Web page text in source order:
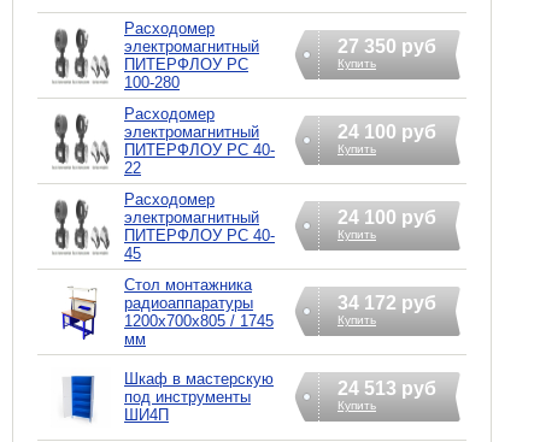
Расходомер
электромагнитный
ПИТЕРФЛОУ РС
100-280
27 350 руб
Купить
Расходомер
электромагнитный
ПИТЕРФЛОУ РС 40-
22
24 100 руб
Купить
Расходомер
электромагнитный
ПИТЕРФЛОУ РС 40-
45
24 100 руб
Купить
Стол монтажника
радиоаппаратуры
1200х700х805 / 1745
мм
34 172 руб
Купить
Шкаф в мастерскую
под инструменты
ШИ4П
24 513 руб
Купить